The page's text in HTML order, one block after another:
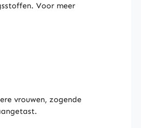
Voor meer
vrouwen, zogende